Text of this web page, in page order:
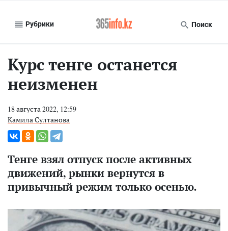
Рубрики Поиск
Курс тенге останется
неизменен
18 августа 2022, 12:59
Камила Султанова
Тенге взял отпуск после активных
движений, рынки вернутся в
привычный режим только осенью.